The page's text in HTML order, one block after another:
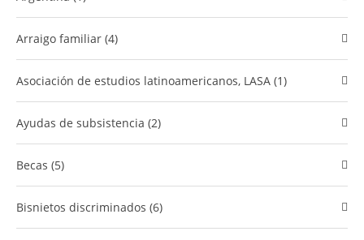
Arraigo familiar (4)
Asociación de estudios latinoamericanos, LASA (1)
Ayudas de subsistencia (2)
Becas (5)
bisnietos discriminados (6)